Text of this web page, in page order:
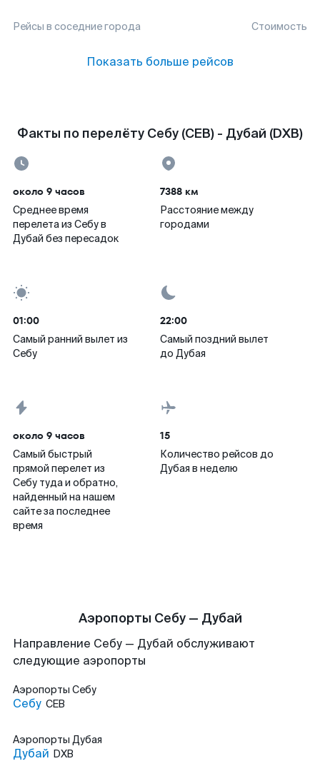
Рейсы в соседние города Стоимость
Показать больше рейсов
Факты по перелёту Себу (CEB) - Дубай (DXB)
около 9 часов
Среднее время
перелета из Себу в
Дубай без пересадок
7388 км
Расстояние между
городами
01:00
Самый ранний вылет из
Себу
22:00
Самый поздний вылет
до Дубая
около 9 часов
Самый быстрый
прямой перелет из
Себу туда и обратно,
найденный на нашем
сайте за последнее
время
15
Количество рейсов до
Дубая в неделю
Аэропорты Себу — Дубай
Направление Себу — Дубай обслуживают
следующие аэропорты
Аэропорты Себу
Себу CEB
Аэропорты Дубая
Дубай DXB